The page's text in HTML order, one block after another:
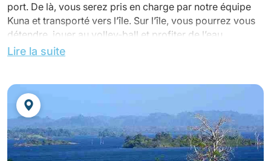
port. De là, vous serez pris en charge par notre équipe
Kuna et transporté vers l’île. Sur l’île, vous pourrez vous
détendre, jouer au volley-ball et profiter de l’eau
cristalline et chaude!
Vous visiterez les piscines naturelles "piscinas naturales"
et 2 îles.
Retour à l’hôtel en fin d’après-midi.
Dîner non inclus et nuit à votre hôtel.
Lire la suite